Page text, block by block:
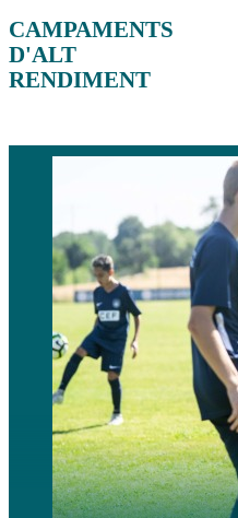
CAMPAMENTS
D'ALT
RENDIMENT